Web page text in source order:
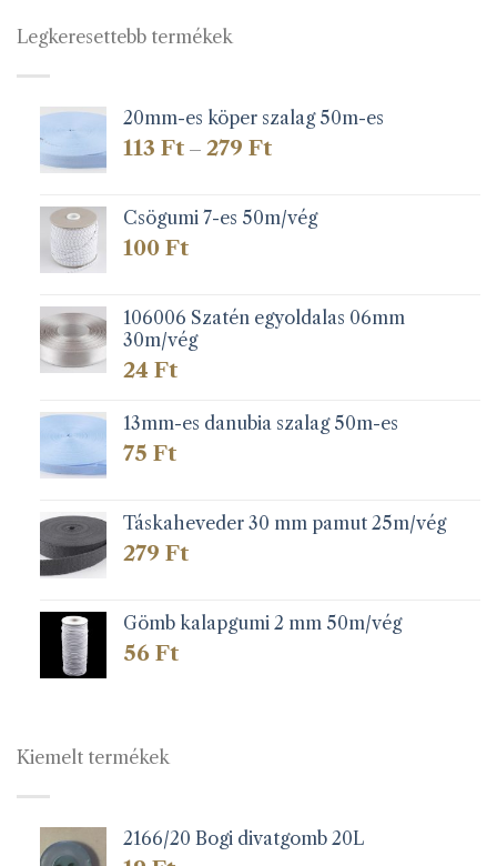
Legkeresettebb termékek
20mm-es köper szalag 50m-es
113 Ft – 279 FtÁrtartomány:
279 Ft
Csögumi 7-es 50m/vég
100 Ft
106006 Szatén egyoldalas 06mm
30m/vég
24 Ft
13mm-es danubia szalag 50m-es
75 Ft
Táskaheveder 30 mm pamut 25m/vég
279 Ft
Gömb kalapgumi 2 mm 50m/vég
56 Ft
Kiemelt termékek
2166/20 Bogi divatgomb 20L